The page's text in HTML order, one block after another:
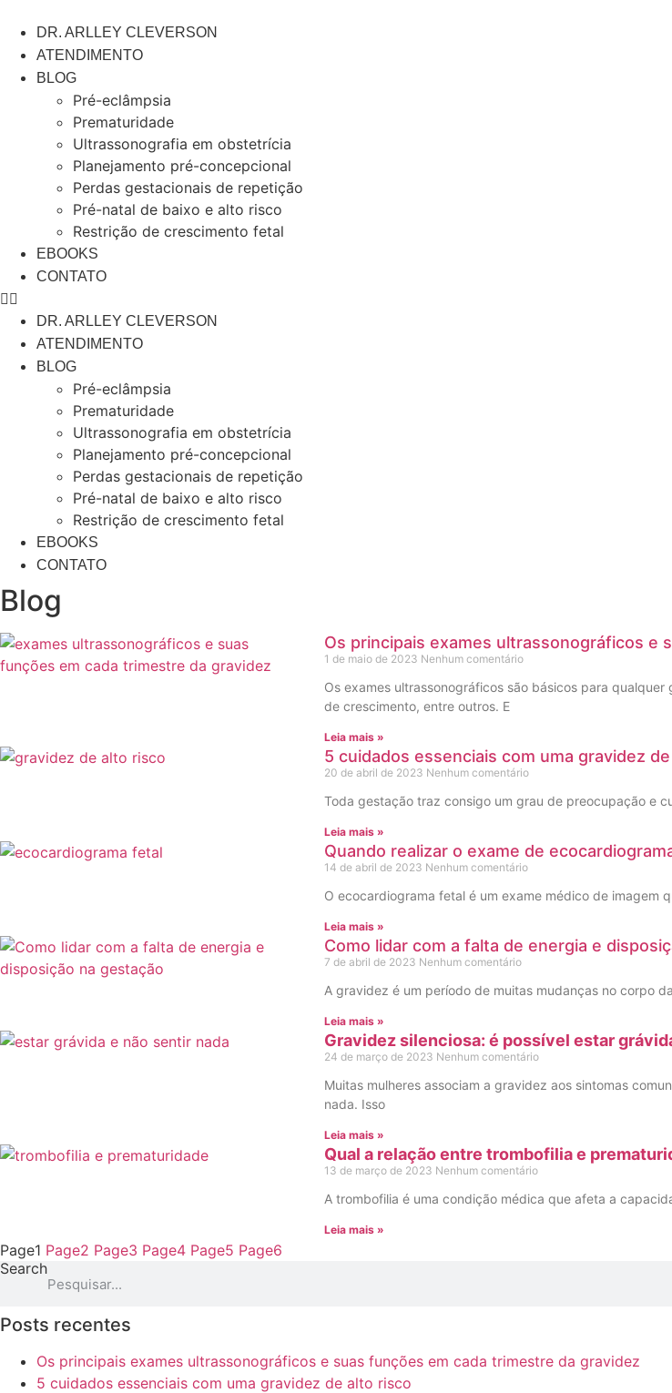
para
conteúdo
DR. ARLLEY CLEVERSON
ATENDIMENTO
BLOG
Pré-eclâmpsia
Prematuridade
Ultrassonografia em obstetrícia
Planejamento pré-concepcional
Perdas gestacionais de repetição
Pré-natal de baixo e alto risco
Restrição de crescimento fetal
EBOOKS
CONTATO
DR. ARLLEY CLEVERSON
ATENDIMENTO
BLOG
Pré-eclâmpsia
Prematuridade
Ultrassonografia em obstetrícia
Planejamento pré-concepcional
Perdas gestacionais de repetição
Pré-natal de baixo e alto risco
Restrição de crescimento fetal
EBOOKS
CONTATO
Blog
Os principais exames ultrassonográficos e
1 de maio de 2023 Nenhum comentário
Os exames ultrassonográficos são básicos para
de crescimento, entre outros. E
Leia mais »
5 cuidados essenciais com uma gravidez
20 de abril de 2023 Nenhum comentário
Toda gestação traz consigo um grau de preocupação e
Leia mais »
Quando realizar o exame de
14 de abril de 2023 Nenhum comentário
O ecocardiograma fetal é um exame médico de imagem
Leia mais »
Como lidar com a falta de energia e
7 de abril de 2023 Nenhum comentário
A gravidez é um período de muitas mudanças no corpo
Leia mais »
Gravidez silenciosa: é possível estar
24 de março de 2023 Nenhum comentário
Muitas mulheres associam a gravidez aos sintomas
nada. Isso
Leia mais »
Qual a relação entre trombofilia e
13 de março de 2023 Nenhum comentário
A trombofilia é uma condição médica que afeta a
Leia mais »
Page1 Page2 Page3 Page4 Page5 Page6
Search
Posts recentes
Os principais exames ultrassonográficos e suas funções em cada trimestre da gravidez
5 cuidados essenciais com uma gravidez de alto risco